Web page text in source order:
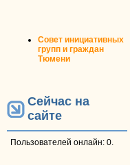
Совет инициативных
групп и граждан
Тюмени
Сейчас на
сайте
Пользователей онлайн: 0.